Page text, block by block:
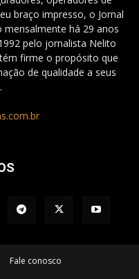
braço impresso, o Jornal
mensalmente há 29 anos
pelo jornalista Nelito
firme o propósito que
de qualidade a seus
Fale conosco